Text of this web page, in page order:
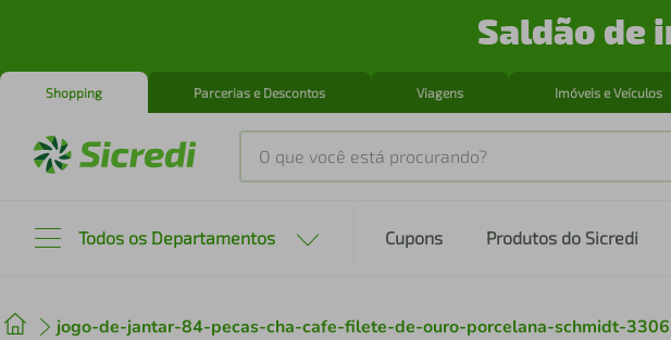
Saldão de
Shopping Parcerias e Descontos Viagens Imóveis e Veículos
O que você está procurando?
Todos os Departamentos Cupons Produtos do Sicredi
jogo-de-jantar-84-pecas-cha-cafe-filete-de-ouro-porcelana-schmidt-
2º cafeteira